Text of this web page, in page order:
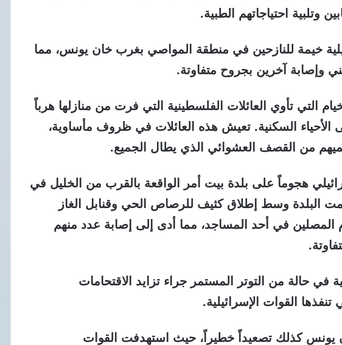
وتلبية احتياجاتهم الطبية.
خيمة للنازحين في منطقة المواصي بغرب خان يونس، مما
وإصابة آخرين بجروح متفاوتة.
التي تأوي العائلات الفلسطينية التي فرت من منازلها هرباً
السكنية. تعيش هذه العائلات في ظروف مأساوية،
من القصف العشوائي الذي يطال الجميع.
هجوماً على بلدة بيت أمر الواقعة بالقرب من الخليل في
البلدة وسط إطلاق كثيف للرصاص الحي وقنابل الغاز
في أحد المساجد، مما أدى إلى إصابة عدد منهم
في حالة من التوتر المستمر جراء تزايد الاقتحامات
تنفذها القوات الإسرائيلية.
كذلك تصعيداً خطيراً، حيث استهدفت القوات